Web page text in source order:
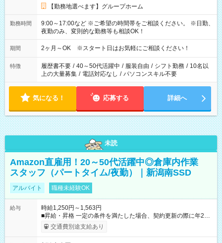
【勤務地選べます】グループホーム
勤務時間
9:00～17:00など ※ご希望の時間帯をご相談ください。 ※日勤、
夜勤のみ、変則的な勤務等も相談OK！
期間 2ヶ月～OK ※スタート日はお気軽にご相談ください！
特徴 履歴書不要 / 40～50代活躍中 / 服装自由 / シフト勤務 / 10名以
上の大量募集 / 電話対応なし / パソコンスキル不要
気になる！ 応募する 詳細へ
未読
Amazon直雇用！20～50代活躍中◎倉庫内作業
スタッフ（パートタイム/夜勤）｜新潟南SSD
アルバイト 職種未経験OK
給与
時給1,250円～1,563円
■昇給・昇格 一定の条件を満たした場合、契約更新の際に年2回
まで昇給の機会があります。 ■正社員登用制度あり ※月末締/翌
月25日支払い ※時間外手当、別途支給 ※深夜割増賃金 (22:00～
交通費別途支給あり